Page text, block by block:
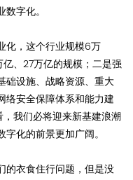
数字化。
化，这个行业规模6万
、27万亿的规模；二是强
础设施、战略资源、重大
络安全保障体系和能力建
，我们必将迎来新基建浪潮
化的前景更加广阔。
的衣食住行问题，但是没